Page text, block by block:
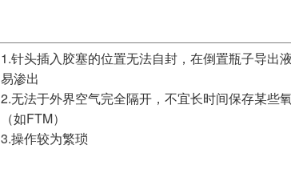
1.针头插入胶塞的位置无法自封，在倒置瓶子导出
易渗出
2.无法于外界空气完全隔开，不宜长时间保存某些
（如FTM）
3.操作较为繁琐